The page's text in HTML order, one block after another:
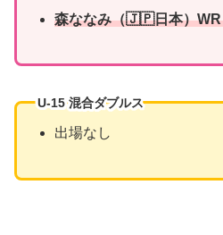
森ななみ（🇯🇵日本）WR
U-15 混合ダブルス
出場なし